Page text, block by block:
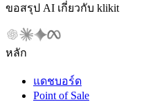
ขอสรุป AI เกี่ยวกับ klikit
หลัก
แดชบอร์ด
Point of Sale